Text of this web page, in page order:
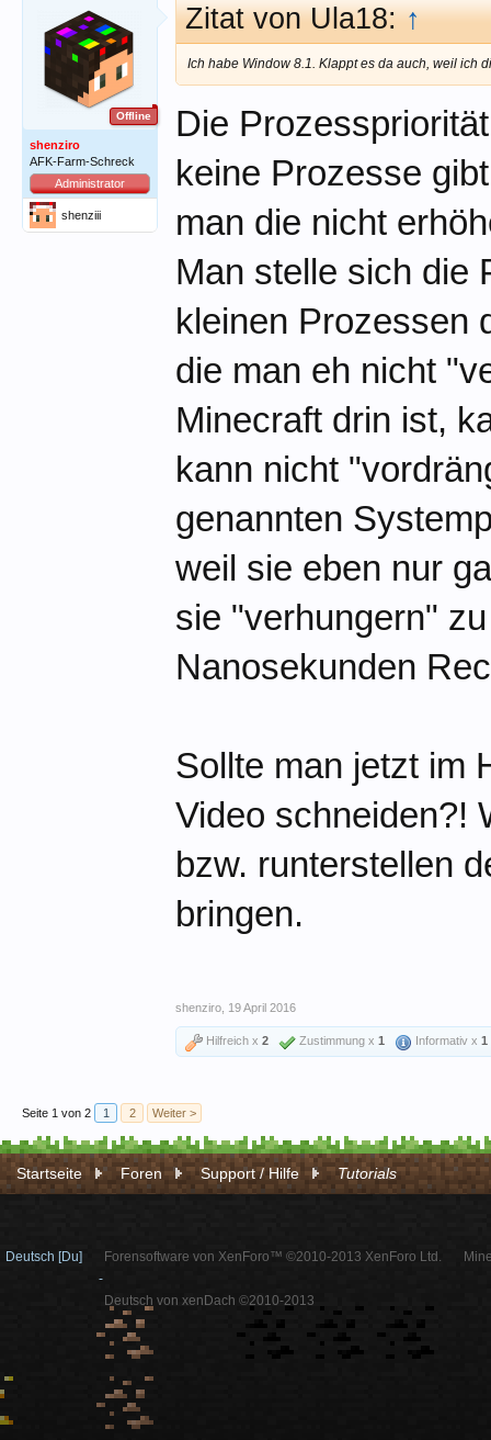
Offline
shenziro
AFK-Farm-Schreck
Administrator
shenziii
Zitat von Ula18:↑
Ich habe Window 8.1. Klappt es da auch, weil ich
Die
keine Prozesse
man die nicht
Man stelle sich die
kleinen Prozessen
die man eh nicht
Minecraft drin ist,
kann nicht
genannten
weil sie eben nur
sie "verhungern"
Nanosekunden
Sollte man jetzt im
Video schneiden?!
bzw. runterstellen
bringen.
shenziro 19 April 2016
Hilfreich x 2 Zustimmung x 1 Informativ x 1
Seite 1 von 2 1 2 Weiter >
Startseite Foren Support / Hilfe Tutorials
Deutsch [Du]
Forensoftware von XenForo™ ©2010-2013 XenForo Ltd.
-
Deutsch von xenDach ©2010-2013